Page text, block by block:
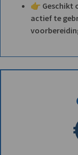
👉 Geschikt
actief te